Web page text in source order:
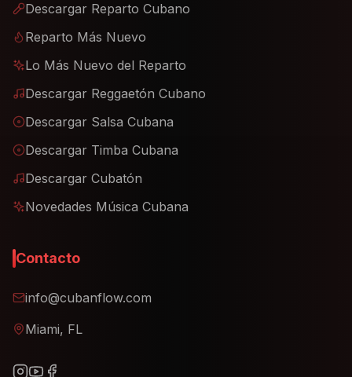
Descargar Reparto Cubano
Reparto Más Nuevo
Lo Más Nuevo del Reparto
Descargar Reggaetón Cubano
Descargar Salsa Cubana
Descargar Timba Cubana
Descargar Cubatón
Novedades Música Cubana
Contacto
info@cubanflow.com
Miami, FL